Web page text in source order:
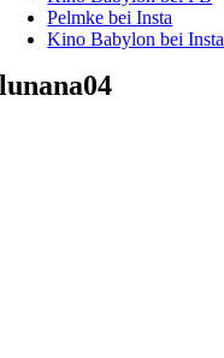
Pelmke bei Insta
Kino Babylon bei Insta
lunana04